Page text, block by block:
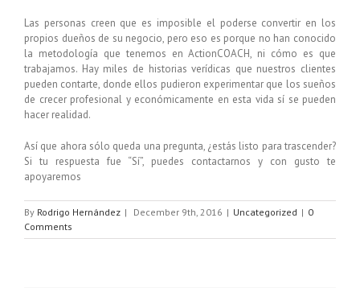
Las personas creen que es imposible el poderse convertir en los
propios dueños de su negocio, pero eso es porque no han conocido
la metodología que tenemos en ActionCOACH, ni cómo es que
trabajamos. Hay miles de historias verídicas que nuestros clientes
pueden contarte, donde ellos pudieron experimentar que los sueños
de crecer profesional y económicamente en esta vida sí se pueden
hacer realidad.
Así que ahora sólo queda una pregunta, ¿estás listo para trascender?
Si tu respuesta fue “Sí”, puedes contactarnos y con gusto te
apoyaremos
By Rodrigo Hernández | December 9th, 2016 | Uncategorized | 0
Comments